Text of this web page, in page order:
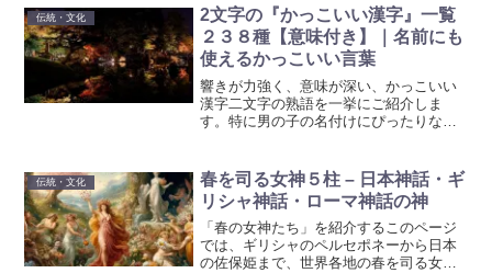
読み方と意味も一緒に掲載しているの
で、参考にする際はその部分も確認して
みてください。ネーミングや創作のアイ
デアとして、これらの熟語を活用するの
もおすすめです。ぜひ、ご覧ください。
伝統・文化
2文字の『かっこいい漢字』一覧
２３８種【意味付き】｜名前にも
使えるかっこいい言葉
響きが力強く、意味が深い、かっこいい
漢字二文字の熟語を一挙にご紹介しま
す。特に男の子の名付けにぴったりな、
ーションとして、これらのかっこいい熟
語をぜひ参考にしください。
伝統・文化
春を司る女神５柱 – 日本神話・ギ
リシャ神話・ローマ神話の神
「春の女神たち」を紹介するこのページ
では、ギリシャのペルセポネーから日本
の佐保姫まで、世界各地の春を司る女神